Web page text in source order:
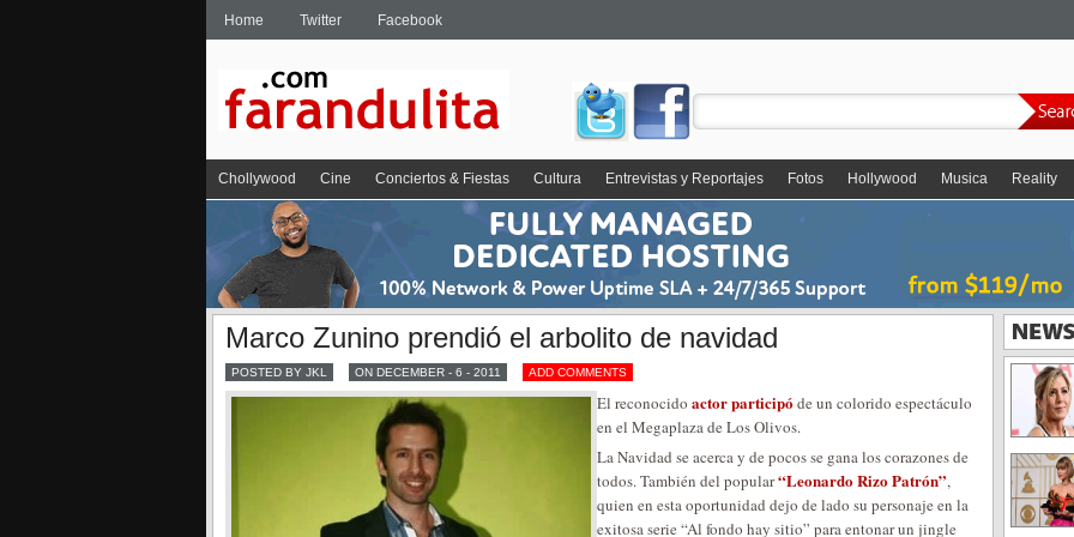
Home Twitter Facebook
Chollywood Cine Conciertos & Fiestas Cultura Entrevistas y Reportajes Fotos Hollywood Musica Reality
Marco Zunino prendió el arbolito de navidad
POSTED BY JKL ON DECEMBER - 6 - 2011 ADD COMMENTS
El reconocido actor participóde un colorido espectáculo
en el Megaplaza de Los Olivos.
La Navidad se acerca y de pocos se gana los corazones de
todos. También del popular“Leonardo Rizo Patrón”,
quien en esta oportunidad dejo de lado su personaje en la
exitosa serie “Al fondo hay sitio” para entonar un jingle